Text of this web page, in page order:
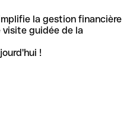
la gestion financière
guidée de la
!